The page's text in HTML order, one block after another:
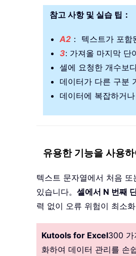
참고 사항 및 실습 팁：
A2 ： 텍스트가 포함
3: 가져올 마지막 단
셀에 요청한 개수보
데이터가 다른 구분
데이터에 복잡하거
유용한 기능을 사용
텍스트 문자열에서 처음
있습니다。 셀에서 N 번째
력 없이 오류 위험이 최소
Kutools for Excel300 가
화하여 데이터 관리를 손